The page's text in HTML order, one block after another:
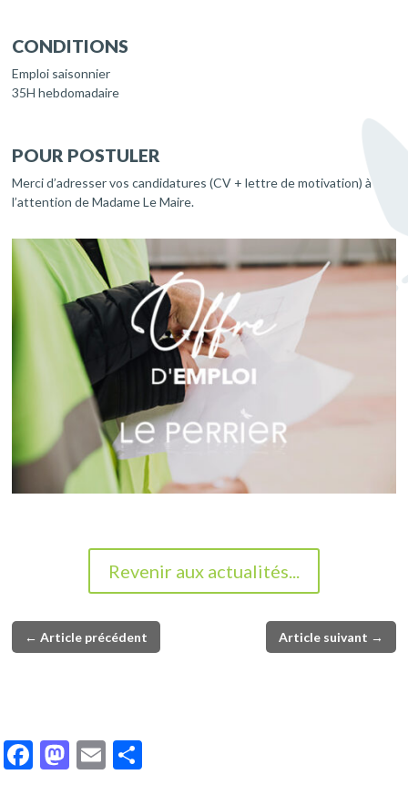
CONDITIONS
Emploi saisonnier
35H hebdomadaire
POUR POSTULER
Merci d’adresser vos candidatures (CV + lettre de motivation) à
l’attention de Madame Le Maire.
Revenir aux actualités...
←Article précédent Article suivant →
F
M E